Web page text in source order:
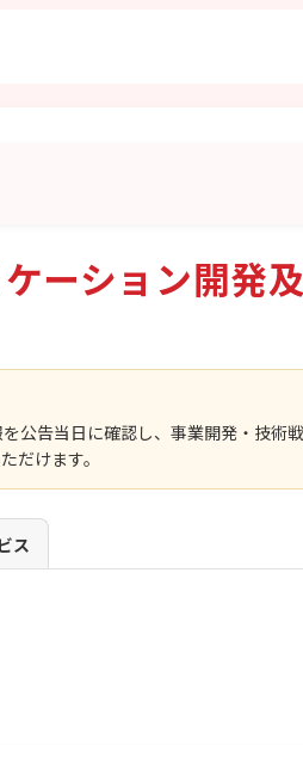
ーション開発
公告当日に確認し、事業開発・技術
だけます。
ス